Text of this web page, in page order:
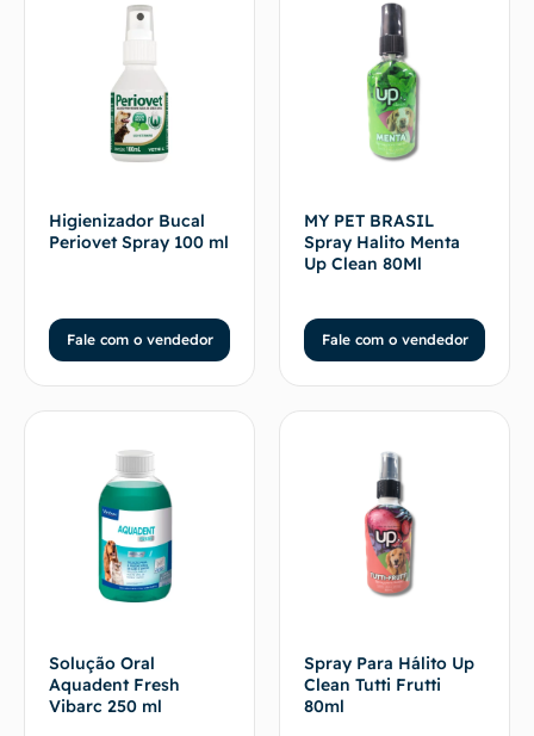
Higienizador Bucal
Periovet Spray 100 ml
Fale com o vendedor
MY PET BRASIL
Spray Halito Menta
Up Clean 80Ml
Fale com o vendedor
Solução Oral
Aquadent Fresh
Vibarc 250 ml
Spray Para Hálito Up
Clean Tutti Frutti
80ml